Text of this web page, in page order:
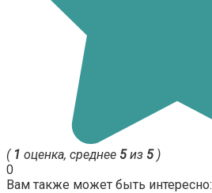
( 1 оценка, среднее 5из 5)
0
Вам также может быть интересно: